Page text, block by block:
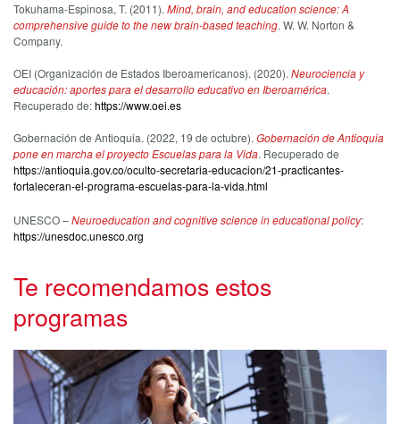
Tokuhama-Espinosa, T. (2011). Mind, brain, and education science: A
comprehensive guide to the new brain-based teaching. W. W. Norton &
Company.
OEI (Organización de Estados Iberoamericanos). (2020). Neurociencia y
educación: aportes para el desarrollo educativo en Iberoamérica.
Recuperado de:https://www.oei.es
Gobernación de Antioquia. (2022, 19 de octubre). Gobernación de Antioquia
pone en marcha el proyecto Escuelas para la Vida. Recuperado de
https://antioquia.gov.co/oculto-secretaria-educacion/21-practicantes-
fortaleceran-el-programa-escuelas-para-la-vida.html
UNESCO –Neuroeducation and cognitive science in educational policy:
https://unesdoc.unesco.org
Te recomendamos estos
programas